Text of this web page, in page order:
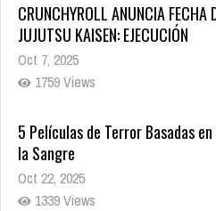
CRUNCHYROLL ANUNCIA FECHA
JUJUTSU KAISEN: EJECUCIÓN
Oct 7, 2025
1759 Views
5 Películas de Terror Basadas
la Sangre
Oct 22, 2025
1339 Views